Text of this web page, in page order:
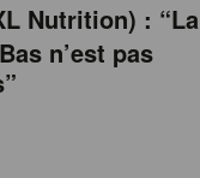
Nutrition) : “La
n’est pas